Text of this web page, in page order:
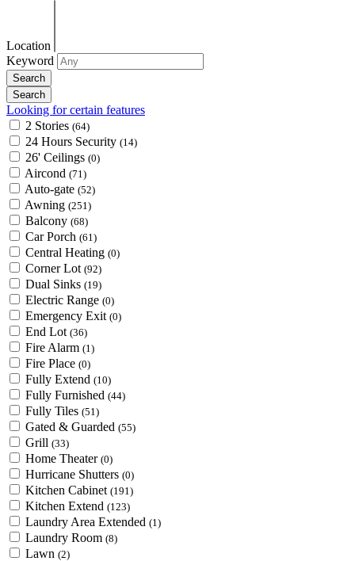
Location
Keyword
Looking for certain features
2 Stories (64)
24 Hours Security (14)
26' Ceilings (0)
Aircond (71)
Auto-gate (52)
Awning (251)
Balcony (68)
Car Porch (61)
Central Heating (0)
Corner Lot (92)
Dual Sinks (19)
Electric Range (0)
Emergency Exit (0)
End Lot (36)
Fire Alarm (1)
Fire Place (0)
Fully Extend (10)
Fully Furnished (44)
Fully Tiles (51)
Gated & Guarded (55)
Grill (33)
Home Theater (0)
Hurricane Shutters (0)
Kitchen Cabinet (191)
Kitchen Extend (123)
Laundry Area Extended (1)
Laundry Room (8)
Lawn (2)